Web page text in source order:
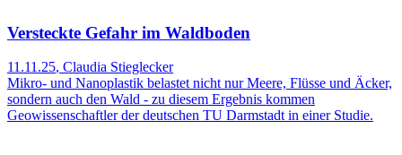
Versteckte Gefahr im Waldboden
11.11.25, Claudia Stieglecker
Mikro- und Nanoplastik belastet nicht nur Meere, Flüsse und Äcker,
sondern auch den Wald - zu diesem Ergebnis kommen
Geowissenschaftler der deutschen TU Darmstadt in einer Studie.